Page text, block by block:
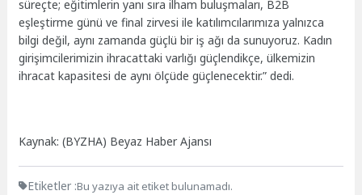
süreçte; eğitimlerin yanı sıra ilham buluşmaları, B2B
eşleştirme günü ve final zirvesi ile katılımcılarımıza yalnızca
bilgi değil, aynı zamanda güçlü bir iş ağı da sunuyoruz. Kadın
girişimcilerimizin ihracattaki varlığı güçlendikçe, ülkemizin
ihracat kapasitesi de aynı ölçüde güçlenecektir.” dedi.
Kaynak: (BYZHA) Beyaz Haber Ajansı
Etiketler :Bu yazıya ait etiket bulunamadı.